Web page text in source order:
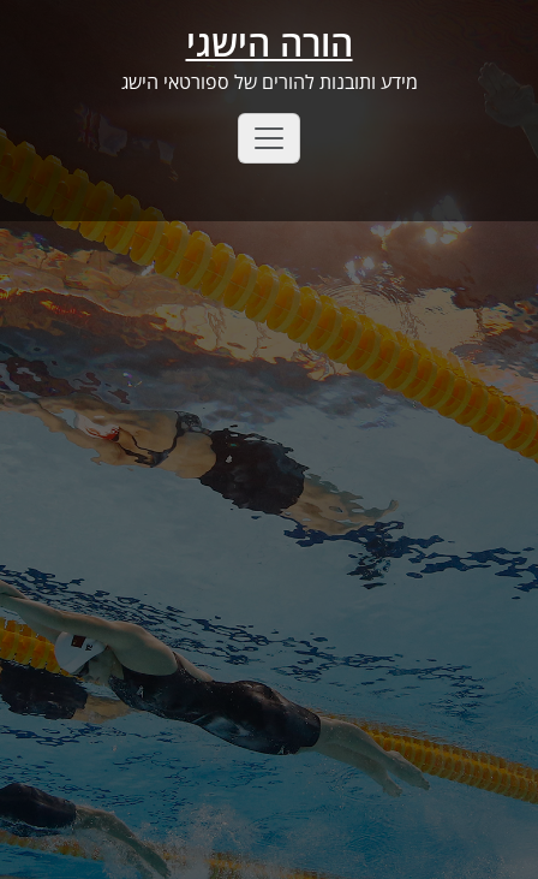
content
הורה הישגי
מידע ותובנות להורים של ספורטאי הישג